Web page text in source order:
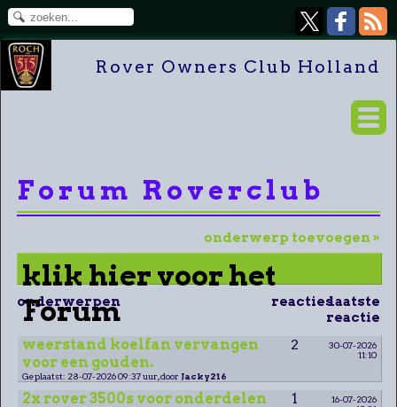
Rover Owners Club Holland
Forum Roverclub
onderwerp toevoegen »
klik hier voor het
Forum
onderwerpen reactieslaatste
reactie
weerstand koelfan vervangen
voor een gouden.
2
30-07-2026
11:10
Geplaatst: 28-07-2026 09:37 uur, door Jacky216
2x rover 3500s voor onderdelen 1
16-07-2026